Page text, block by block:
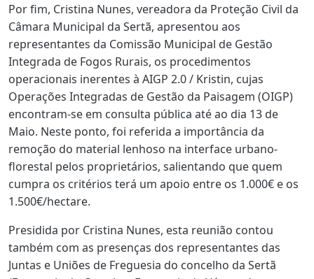
Por fim, Cristina Nunes, vereadora da Proteção Civil da
Câmara Municipal da Sertã, apresentou aos
representantes da Comissão Municipal de Gestão
Integrada de Fogos Rurais, os procedimentos
operacionais inerentes à AIGP 2.0 / Kristin, cujas
Operações Integradas de Gestão da Paisagem (OIGP)
encontram-se em consulta pública até ao dia 13 de
Maio. Neste ponto, foi referida a importância da
remoção do material lenhoso na interface urbano-
florestal pelos proprietários, salientando que quem
cumpra os critérios terá um apoio entre os 1.000€ e os
1.500€/hectare.
Presidida por Cristina Nunes, esta reunião contou
também com as presenças dos representantes das
Juntas e Uniões de Freguesia do concelho da Sertã